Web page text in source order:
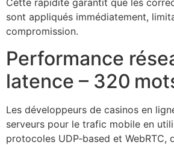
Cette rapidité garantit que les
sont appliqués immédiatement,
compromission.
Performance
latence – 320
Les développeurs de casinos en
serveurs pour le trafic mobile en
protocoles UDP‑based et WebRTC,